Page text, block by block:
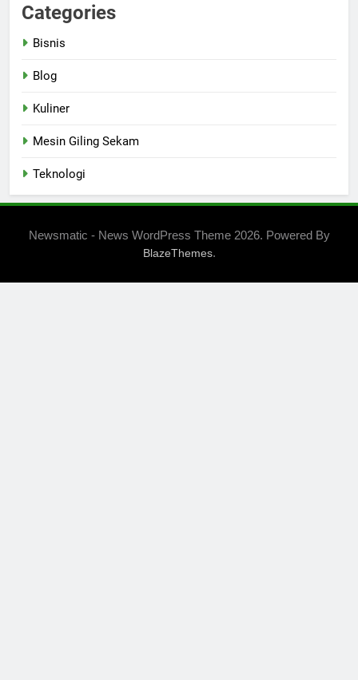
Categories
Bisnis
Blog
Kuliner
Mesin Giling Sekam
Teknologi
Newsmatic - News WordPress Theme 2026. Powered By
BlazeThemes.